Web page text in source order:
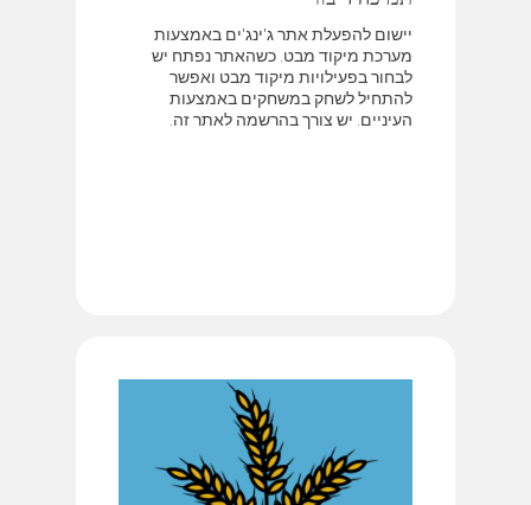
יישום להפעלת אתר ג'ינג'ים באמצעות
מערכת מיקוד מבט. כשהאתר נפתח יש
לבחור בפעילויות מיקוד מבט ואפשר
להתחיל לשחק במשחקים באמצעות
העיניים. יש צורך בהרשמה לאתר זה.